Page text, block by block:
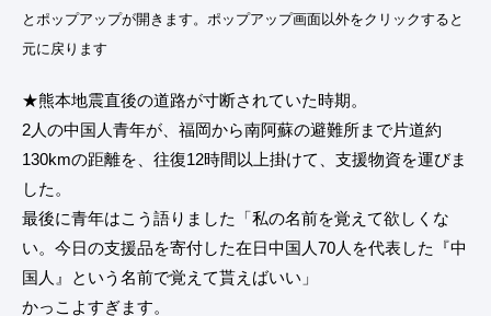
とポップアップが開きます。ポップアップ画面以外をクリックすると
元に戻ります
★熊本地震直後の道路が寸断されていた時期。
2人の中国人青年が、福岡から南阿蘇の避難所まで片道約
130kmの距離を、往復12時間以上掛けて、支援物資を運びま
した。
最後に青年はこう語りました「私の名前を覚えて欲しくな
い。今日の支援品を寄付した在日中国人70人を代表した『中
国人』という名前で覚えて貰えばいい」
かっこよすぎます。